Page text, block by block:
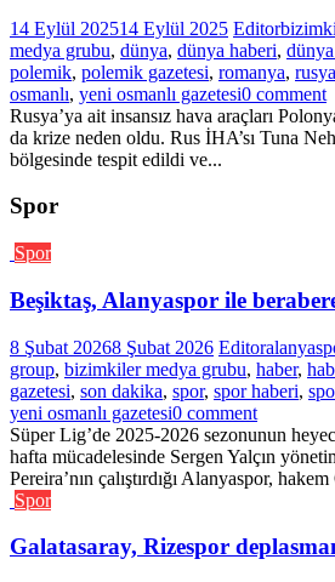
14 Eylül 202514 Eylül 2025 Editor
medya grubu, dünya, dünya haberi,
polemik, polemik gazetesi, romanya, rusya
osmanlı, yeni osmanlı gazetesi0 comment
Rusya’ya ait insansız hava araçları
da krize neden oldu. Rus İHA’sı Tuna
bölgesinde tespit edildi ve...
Spor
Spor
Beşiktaş, Alanyaspor ile
8 Şubat 20268 Şubat 2026 Editor
group, bizimkiler medya grubu, haber,
gazetesi, son dakika, spor, spor haberi,
yeni osmanlı gazetesi0 comment
Süper Lig’de 2025-2026 sezonunun
hafta mücadelesinde Sergen Yalçın
Pereira’nın çalıştırdığı Alanyaspor,
Spor
Galatasaray, Rizespor